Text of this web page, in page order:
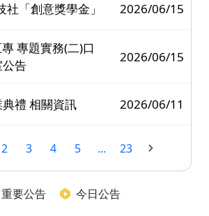
「創意獎學金」 2026/06/15
專題實務(二)口
告
2026/06/15
禮 相關資訊 2026/06/11
2 3 4 5 ... 23
重要公告
今日公告